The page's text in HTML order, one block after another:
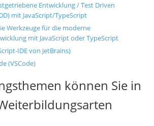
Entwicklung / Test Driven
mit JavaScript/TypeScript
Werkzeuge für die moderne
mit JavaScript oder TypeScript
IDE von JetBrains)
(VSCode)
können Sie in